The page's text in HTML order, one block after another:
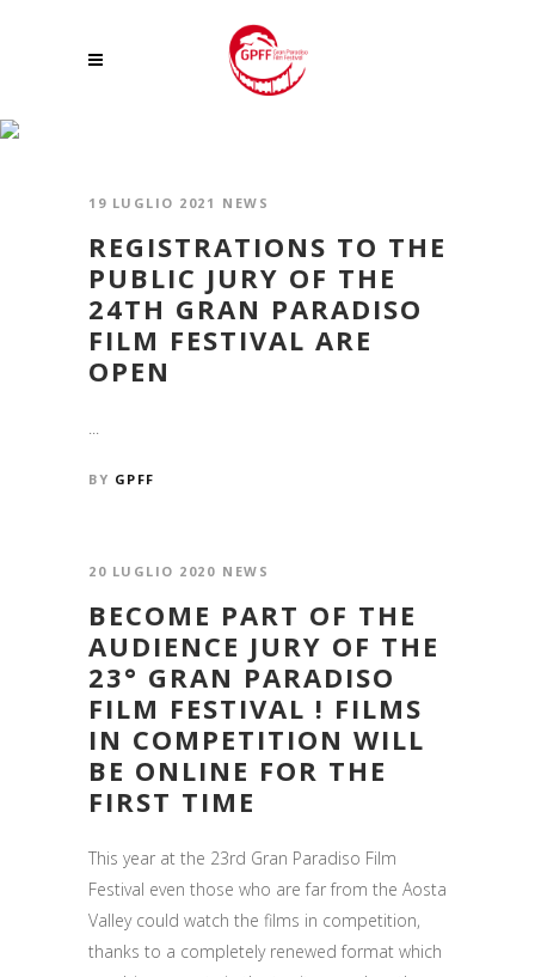
19 LUGLIO 2021 NEWS
REGISTRATIONS TO THE
PUBLIC JURY OF THE
24TH GRAN PARADISO
FILM FESTIVAL ARE
OPEN
...
BY GPFF
20 LUGLIO 2020 NEWS
BECOME PART OF THE
AUDIENCE JURY OF THE
23° GRAN PARADISO
FILM FESTIVAL ! FILMS
IN COMPETITION WILL
BE ONLINE FOR THE
FIRST TIME
This year at the 23rd Gran Paradiso Film
Festival even those who are far from the Aosta
Valley could watch the films in competition,
thanks to a completely renewed format which